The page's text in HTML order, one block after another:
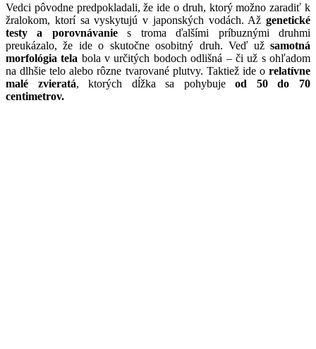
Vedci pôvodne predpokladali, že ide o druh, ktorý možno zaradiť k
žralokom, ktorí sa vyskytujú v japonských vodách. Až genetické
testy a porovnávanies troma ďalšími príbuznými druhmi
preukázalo, že ide o skutočne osobitný druh. Veď už samotná
morfológia tela bola v určitých bodoch odlišná – či už s ohľadom
na dlhšie telo alebo rôzne tvarované plutvy. Taktiež ide o relatívne
malé zvieratá, ktorých dĺžka sa pohybujeod 50 do 70
centimetrov.